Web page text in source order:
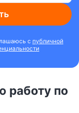
с публичной
работу по